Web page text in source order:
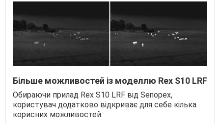
Більше можливостей із моделлю Rex S10 LRF
Обираючи прилад Rex S10 LRF від Senopex,
користувач додатково відкриває для себе кілька
корисних можливостей.